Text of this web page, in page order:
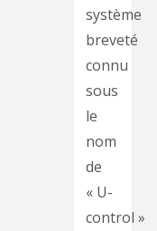
système
breveté
connu
sous
le
nom
de
« U-
control »